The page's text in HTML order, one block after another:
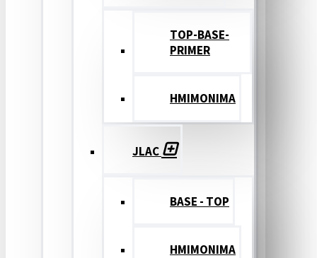
TOP-BASE-
PRIMER
ΗΜΙΜΟΝΙΜΑ
JLAC
BASE - TOP
ΗΜΙΜΟΝΙΜΑ